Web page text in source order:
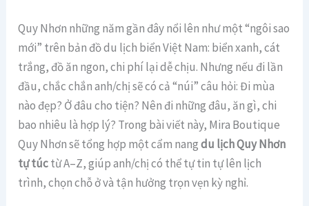
Quy Nhơn những năm gần đây nổi lên như một “ngôi sao
mới” trên bản đồ du lịch biển Việt Nam: biển xanh, cát
trắng, đồ ăn ngon, chi phí lại dễ chịu. Nhưng nếu đi lần
đầu, chắc chắn anh/chị sẽ có cả “núi” câu hỏi: Đi mùa
nào đẹp? Ở đâu cho tiện? Nên đi những đâu, ăn gì, chi
bao nhiêu là hợp lý? Trong bài viết này, Mira Boutique
Quy Nhơn sẽ tổng hợp một cẩm nangdu lịch Quy Nhơn
tự túctừ A–Z, giúp anh/chị có thể tự tin tự lên lịch
trình, chọn chỗ ở và tận hưởng trọn vẹn kỳ nghỉ.